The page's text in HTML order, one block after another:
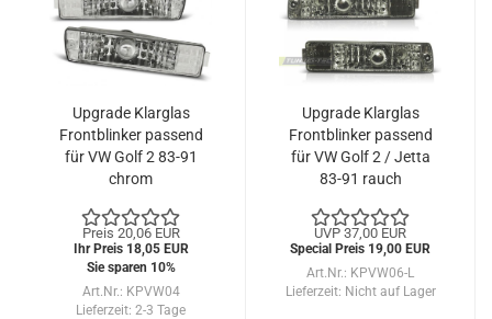
Upgrade Klarglas
Frontblinker passend
für VW Golf 2 83-91
chrom
Preis 20,06 EUR
Ihr Preis 18,05 EUR
Sie sparen 10%
Art.Nr.: KPVW04
Lieferzeit: 2-3 Tage
Upgrade Klarglas
Frontblinker passend
für VW Golf 2 / Jetta
83-91 rauch
UVP 37,00 EUR
Special Preis 19,00 EUR
Art.Nr.: KPVW06-L
Lieferzeit: Nicht auf Lager